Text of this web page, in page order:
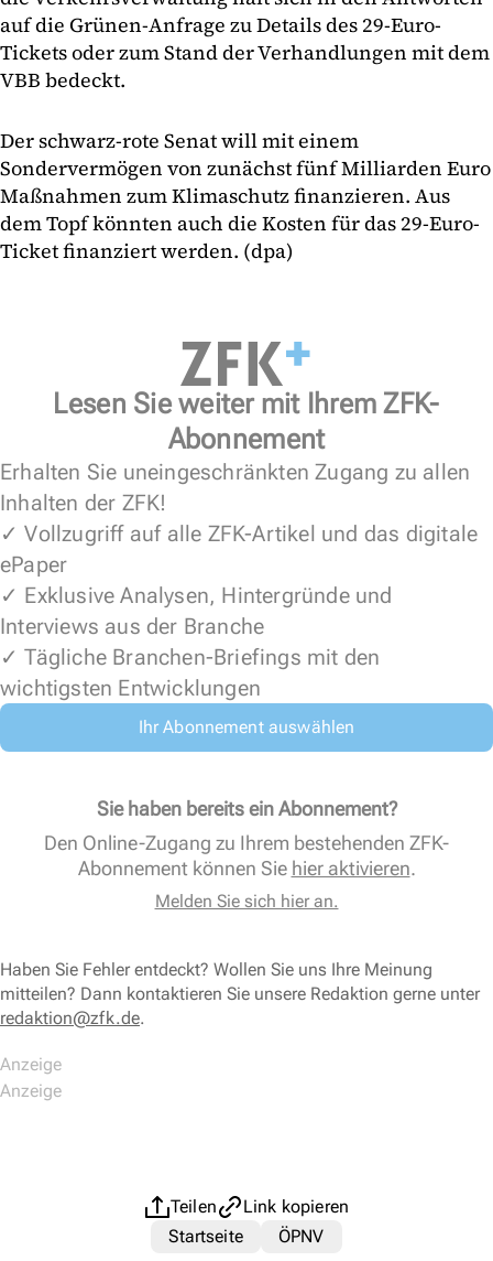
auf die Grünen-Anfrage zu Details des 29-Euro-
Tickets oder zum Stand der Verhandlungen mit dem
VBB bedeckt.
Der schwarz-rote Senat will mit einem
Sondervermögen von zunächst fünf Milliarden Euro
Maßnahmen zum Klimaschutz finanzieren. Aus
dem Topf könnten auch die Kosten für das 29-Euro-
Ticket finanziert werden. (dpa)
Lesen Sie weiter mit Ihrem ZFK-
Abonnement
Erhalten Sie uneingeschränkten Zugang zu allen
Inhalten der ZFK!
✓ Vollzugriff auf alle ZFK-Artikel und das digitale
ePaper
✓ Exklusive Analysen, Hintergründe und
Interviews aus der Branche
✓ Tägliche Branchen-Briefings mit den
wichtigsten Entwicklungen
Ihr Abonnement auswählen
Sie haben bereits ein Abonnement?
Den Online-Zugang zu Ihrem bestehenden ZFK-
Abonnement können Sie hier aktivieren.
Melden Sie sich hier an.
Haben Sie Fehler entdeckt? Wollen Sie uns Ihre Meinung
mitteilen? Dann kontaktieren Sie unsere Redaktion gerne unter
redaktion@zfk.de.
Teilen
Link kopieren
Startseite
ÖPNV